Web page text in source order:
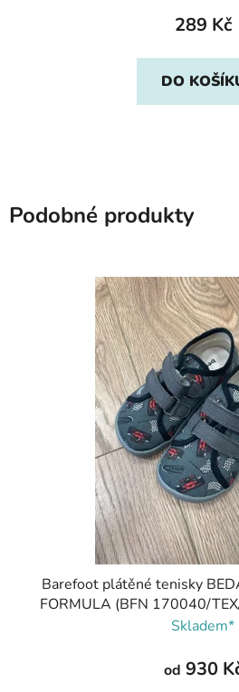
289 Kč
DO
Podobné produkty
Barefoot plátěné tenisky
FORMULA (BFN 170040/
Skladem*
od 930